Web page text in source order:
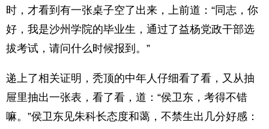
时，才看到有一张桌子空了出来，上前道：“同志，你
好，我是沙州学院的毕业生，通过了益杨党政干部选
拔考试，请问什么时候报到。”
递上了相关证明，秃顶的中年人仔细看了看，又从抽
屉里抽出一张表，看了看，道：“侯卫东，考得不错
嘛。”侯卫东见朱科长态度和蔼，不禁生出几分好感：